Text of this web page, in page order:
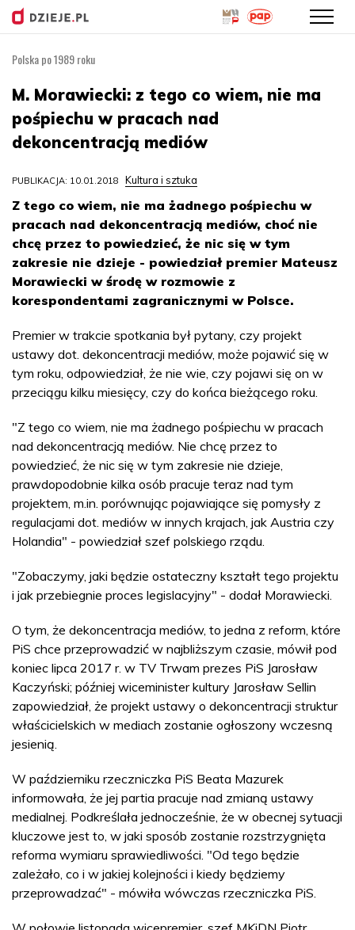
treści
Polska po 1989 roku
M. Morawiecki: z tego co wiem, nie ma
pośpiechu w pracach nad
dekoncentracją mediów
PUBLIKACJA: 10.01.2018 Kultura i sztuka
Z tego co wiem, nie ma żadnego pośpiechu w
pracach nad dekoncentracją mediów, choć nie
chcę przez to powiedzieć, że nic się w tym
zakresie nie dzieje - powiedział premier Mateusz
Morawiecki w środę w rozmowie z
korespondentami zagranicznymi w Polsce.
Premier w trakcie spotkania był pytany, czy projekt
ustawy dot. dekoncentracji mediów, może pojawić się w
tym roku, odpowiedział, że nie wie, czy pojawi się on w
przeciągu kilku miesięcy, czy do końca bieżącego roku.
"Z tego co wiem, nie ma żadnego pośpiechu w pracach
nad dekoncentracją mediów. Nie chcę przez to
powiedzieć, że nic się w tym zakresie nie dzieje,
prawdopodobnie kilka osób pracuje teraz nad tym
projektem, m.in. porównując pojawiające się pomysły z
regulacjami dot. mediów w innych krajach, jak Austria czy
Holandia" - powiedział szef polskiego rządu.
"Zobaczymy, jaki będzie ostateczny kształt tego projektu
i jak przebiegnie proces legislacyjny" - dodał Morawiecki.
O tym, że dekoncentracja mediów, to jedna z reform, które
PiS chce przeprowadzić w najbliższym czasie, mówił pod
koniec lipca 2017 r. w TV Trwam prezes PiS Jarosław
Kaczyński; później wiceminister kultury Jarosław Sellin
zapowiedział, że projekt ustawy o dekoncentracji struktur
właścicielskich w mediach zostanie ogłoszony wczesną
jesienią.
W październiku rzeczniczka PiS Beata Mazurek
informowała, że jej partia pracuje nad zmianą ustawy
medialnej. Podkreślała jednocześnie, że w obecnej sytuacji
kluczowe jest to, w jaki sposób zostanie rozstrzygnięta
reforma wymiaru sprawiedliwości. "Od tego będzie
zależało, co i w jakiej kolejności i kiedy będziemy
przeprowadzać" - mówiła wówczas rzeczniczka PiS.